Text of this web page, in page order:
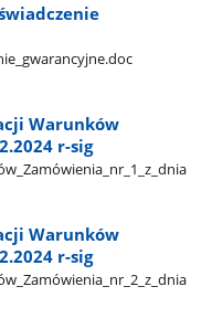
Warunków
r-sig
Warunków
r-sig